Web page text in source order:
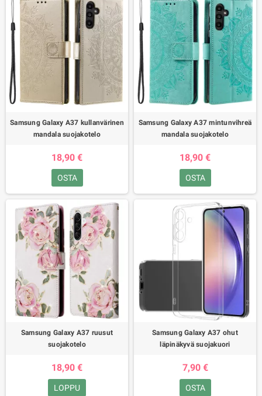
Samsung Galaxy A37 kullanvärinen
mandala suojakotelo
18,90 €
OSTA
Samsung Galaxy A37 mintunvihreä
mandala suojakotelo
18,90 €
OSTA
Samsung Galaxy A37 ruusut
suojakotelo
18,90 €
LOPPU
Samsung Galaxy A37 ohut
läpinäkyvä suojakuori
7,90 €
OSTA